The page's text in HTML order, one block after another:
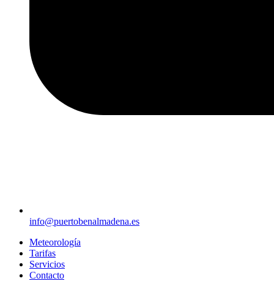
info@puertobenalmadena.es
Meteorología
Tarifas
Servicios
Contacto